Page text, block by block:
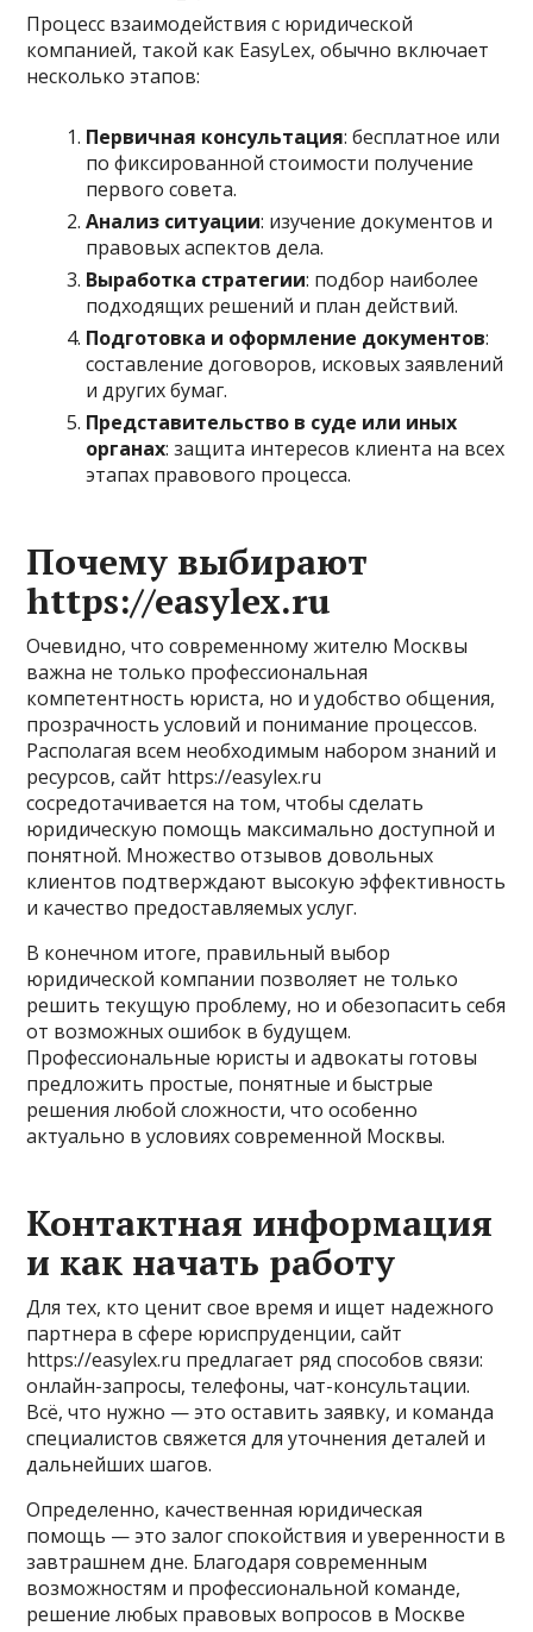
Процесс взаимодействия с юридической
компанией, такой как EasyLex, обычно включает
несколько этапов:
Первичная консультация: бесплатное или
по фиксированной стоимости получение
первого совета.
Анализ ситуации: изучение документов и
правовых аспектов дела.
Выработка стратегии: подбор наиболее
подходящих решений и план действий.
Подготовка и оформление документов:
составление договоров, исковых заявлений
и других бумаг.
Представительство в суде или иных
органах: защита интересов клиента на всех
этапах правового процесса.
Почему выбирают
https://easylex.ru
Очевидно, что современному жителю Москвы
важна не только профессиональная
компетентность юриста, но и удобство общения,
прозрачность условий и понимание процессов.
Располагая всем необходимым набором знаний и
ресурсов, сайт https://easylex.ru
сосредотачивается на том, чтобы сделать
юридическую помощь максимально доступной и
понятной. Множество отзывов довольных
клиентов подтверждают высокую эффективность
и качество предоставляемых услуг.
В конечном итоге, правильный выбор
юридической компании позволяет не только
решить текущую проблему, но и обезопасить себя
от возможных ошибок в будущем.
Профессиональные юристы и адвокаты готовы
предложить простые, понятные и быстрые
решения любой сложности, что особенно
актуально в условиях современной Москвы.
Контактная информация
и как начать работу
Для тех, кто ценит свое время и ищет надежного
партнера в сфере юриспруденции, сайт
https://easylex.ru предлагает ряд способов связи:
онлайн-запросы, телефоны, чат-консультации.
Всё, что нужно — это оставить заявку, и команда
специалистов свяжется для уточнения деталей и
дальнейших шагов.
Определенно, качественная юридическая
помощь — это залог спокойствия и уверенности в
завтрашнем дне. Благодаря современным
возможностям и профессиональной команде,
решение любых правовых вопросов в Москве